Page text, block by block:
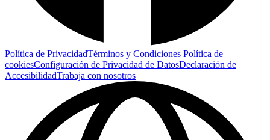
Política de PrivacidadTérminos y Condiciones Política de
cookiesConfiguración de Privacidad de DatosDeclaración de
AccesibilidadTrabaja con nosotros